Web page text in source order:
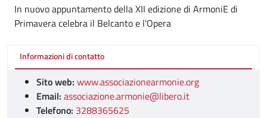
In nuovo appuntamento della XII edizione di ArmoniE di
Primavera celebra il Belcanto e l'Opera
Informazioni di contatto
Sito web: www.associazionearmonie.org
Email: associazione.armonie@libero.it
Telefono: 3288365625